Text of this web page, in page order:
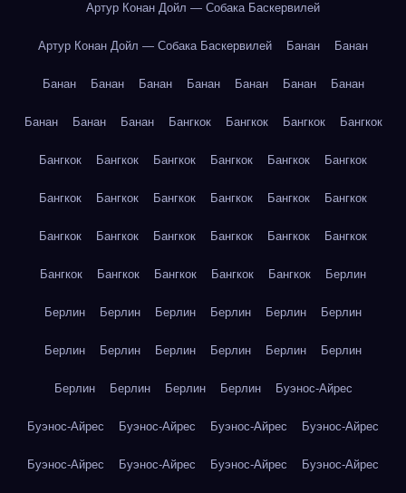
Артур Конан Дойл — Собака Баскервилей
Артур Конан Дойл — Собака Баскервилей Банан Банан
Банан Банан Банан Банан Банан Банан Банан
Банан Банан Банан Бангкок Бангкок Бангкок Бангкок
Бангкок Бангкок Бангкок Бангкок Бангкок Бангкок
Бангкок Бангкок Бангкок Бангкок Бангкок Бангкок
Бангкок Бангкок Бангкок Бангкок Бангкок Бангкок
Бангкок Бангкок Бангкок Бангкок Бангкок Берлин
Берлин Берлин Берлин Берлин Берлин Берлин
Берлин Берлин Берлин Берлин Берлин Берлин
Берлин Берлин Берлин Берлин Буэнос-Айрес
Буэнос-Айрес Буэнос-Айрес Буэнос-Айрес Буэнос-Айрес
Буэнос-Айрес Буэнос-Айрес Буэнос-Айрес Буэнос-Айрес